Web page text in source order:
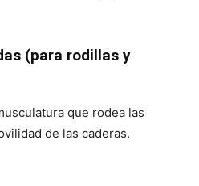
(para rodillas y
que rodea las
de las caderas.